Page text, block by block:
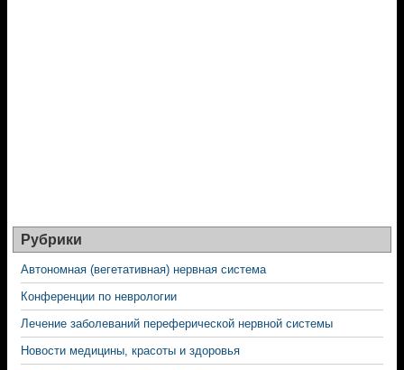
Рубрики
Автономная (вегетативная) нервная система
Конференции по неврологии
Лечение заболеваний переферической нервной системы
Новости медицины, красоты и здоровья